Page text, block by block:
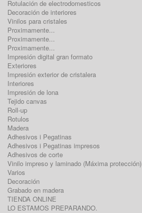
Rotulación de electrodomesticos
Decoración de interiores
Vinilos para cristales
Proximamente...
Proximamente...
Proximamente...
Impresión digital gran formato
Exteriores
Impresión exterior de cristalera
Interiores
Impresión de lona
Tejido canvas
Roll-up
Rotulos
Madera
Adhesivos i Pegatinas
Adhesivos i Pegatinas impresos
Adhesivos de corte
Vinilo impreso y laminado (Máxima protección)
Varios
Decoración
Grabado en madera
TIENDA ONLINE
LO ESTAMOS PREPARANDO.